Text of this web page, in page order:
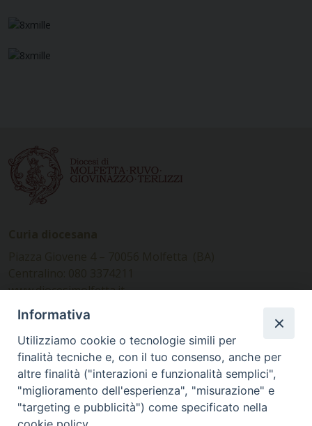
www.diocesimolfetta.it –
diocesimolfetta@pec.chiesacattolica.it
Ufficio Comunicazioni sociali
Piazza Giovene 4 – 70056 Molfetta (BA)
comunicazionisociali@diocesimolfetta.it
Informativa
Utilizziamo cookie o tecnologie simili per
finalità tecniche e, con il tuo consenso, anche per
altre finalità ("interazioni e funzionalità semplici",
"miglioramento dell'esperienza", "misurazione" e
"targeting e pubblicità") come specificato nella